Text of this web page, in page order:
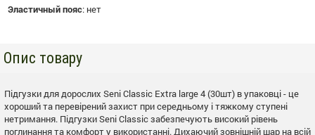
Эластичный пояс: нет
Опис товару
Підгузки для дорослих Seni Classic Extra large 4 (30шт) в упаковці - це
хороший та перевірений захист при середньому і тяжкому ступені
нетримання. Підгузки Seni Classic забезпечують високий рівень
поглинання та комфорт у використанні. Дихаючий зовнішній шар на всій